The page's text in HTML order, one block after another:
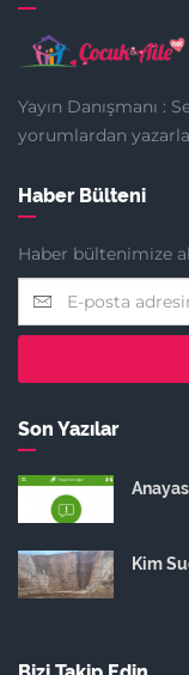
Yayın Danışmanı :
yorumlardan
Haber Bülteni
Haber bültenimize
Son Yazılar
Kim